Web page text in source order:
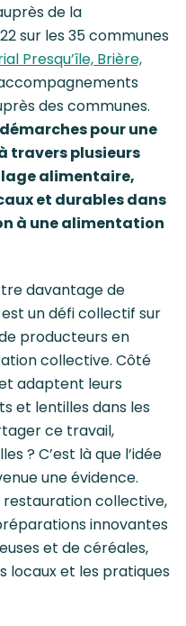
de la
sur les 35 communes
Presqu’île, Brière,
des communes.
pour une
travers plusieurs
alimentaire,
et durables dans
à une alimentation
davantage de
un défi collectif sur
producteurs en
collective. Côté
adaptent leurs
et lentilles dans les
ce travail,
? C’est là que l’idée
une évidence.
restauration collective,
innovantes
et de céréales,
locaux et les pratiques